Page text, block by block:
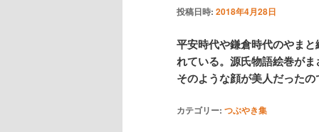
投稿日時: 2018年4月28日
平安時代や鎌倉時代のやま
れている。源氏物語絵巻が
そのような顔が美人だった
カテゴリー: つぶやき集